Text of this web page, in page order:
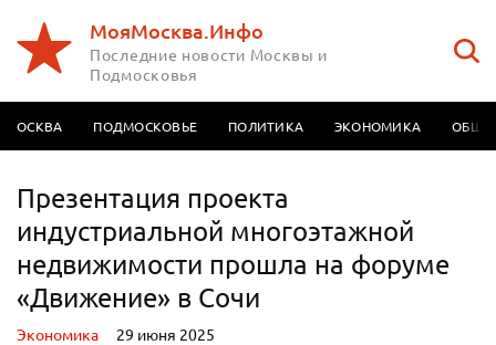
МояМосква.Инфо
Последние новости Москвы и
Подмосковья
МОСКВА ПОДМОСКОВЬЕ ПОЛИТИКА ЭКОНОМИКА
Презентация проекта
индустриальной многоэтажной
недвижимости прошла на форуме
«Движение» в Сочи
Экономика 29 июня 2025